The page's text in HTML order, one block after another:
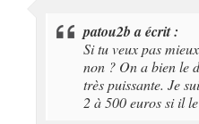
patou2b a écrit :
Si tu veux pas
non ? On a bien le
très puissante. Je
2 à 500 euros si il